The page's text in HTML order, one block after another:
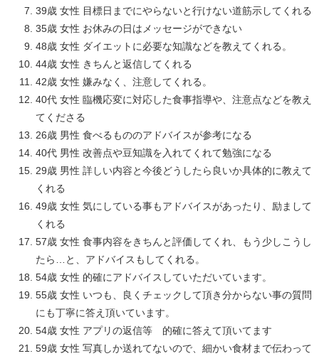
39歳 女性 目標日までにやらないと行けない道筋示してくれる
35歳 女性 お休みの日はメッセージができない
48歳 女性 ダイエットに必要な知識などを教えてくれる。
44歳 女性 きちんと返信してくれる
42歳 女性 嫌みなく、注意してくれる。
40代 女性 臨機応変に対応した食事指導や、注意点などを教え
てくださる
26歳 男性 食べるもののアドバイスが参考になる
40代 男性 改善点や豆知識を入れてくれて勉強になる
29歳 男性 詳しい内容と今後どうしたら良いか具体的に教えて
くれる
49歳 女性 気にしている事もアドバイスがあったり、励まして
くれる
57歳 女性 食事内容をきちんと評価してくれ、もう少しこうし
たら…と、アドバイスもしてくれる。
54歳 女性 的確にアドバイスしていただいています。
55歳 女性 いつも、良くチェックして頂き分からない事の質問
にも丁寧に答え頂いています。
54歳 女性 アプリの返信等 的確に答えて頂いてます
59歳 女性 写真しか送れてないので、細かい食材まで伝わって